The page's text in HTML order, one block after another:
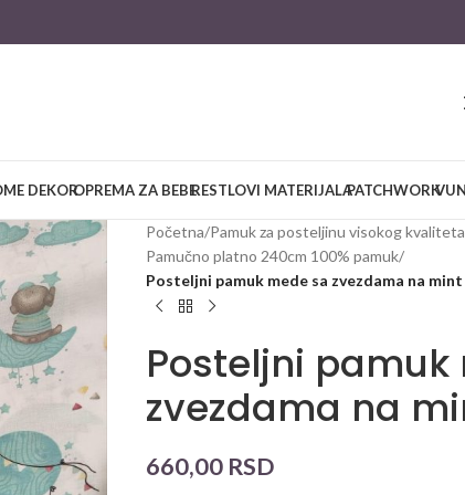
DEKOROPREMA ZA BEBERESTLOVI MATERIJALAPATCHWORK
Početna/Pamuk za posteljinu visokog
Pamučno platno 240cm 100% pamuk/
Posteljni pamuk mede sa zvezdama na mint
Posteljni pamuk
zvezdama na
660,00 RSD